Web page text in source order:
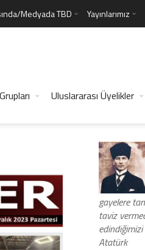
Medyada TBD Yayınlarımız
Uluslararası Üyelikler
gayelere
taviz
Atatürk